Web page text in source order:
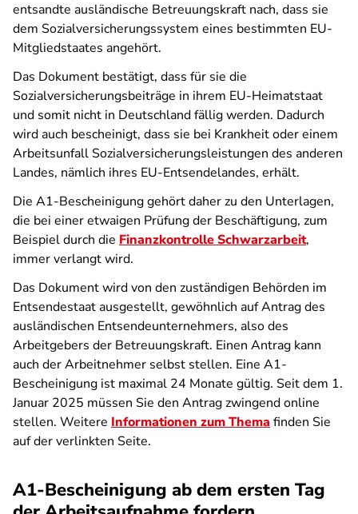
entsandte ausländische Betreuungskraft nach, dass sie
dem Sozialversicherungssystem eines bestimmten EU-
Mitgliedstaates angehört.
Das Dokument bestätigt, dass für sie die
Sozialversicherungsbeiträge in ihrem EU-Heimatstaat
und somit nicht in Deutschland fällig werden. Dadurch
wird auch bescheinigt, dass sie bei Krankheit oder einem
Arbeitsunfall Sozialversicherungsleistungen des anderen
Landes, nämlich ihres EU-Entsendelandes, erhält.
Die A1-Bescheinigung gehört daher zu den Unterlagen,
die bei einer etwaigen Prüfung der Beschäftigung, zum
Beispiel durch die Finanzkontrolle Schwarzarbeit,
immer verlangt wird.
Das Dokument wird von den zuständigen Behörden im
Entsendestaat ausgestellt, gewöhnlich auf Antrag des
ausländischen Entsendeunternehmers, also des
Arbeitgebers der Betreuungskraft. Einen Antrag kann
auch der Arbeitnehmer selbst stellen. Eine A1-
Bescheinigung ist maximal 24 Monate gültig. Seit dem 1.
Januar 2025 müssen Sie den Antrag zwingend online
stellen. Weitere Informationen zum Thema finden Sie
auf der verlinkten Seite.
A1-Bescheinigung ab dem ersten Tag